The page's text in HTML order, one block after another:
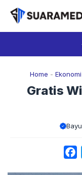
Langsung
isi
Home - Ekonomi
Gratis